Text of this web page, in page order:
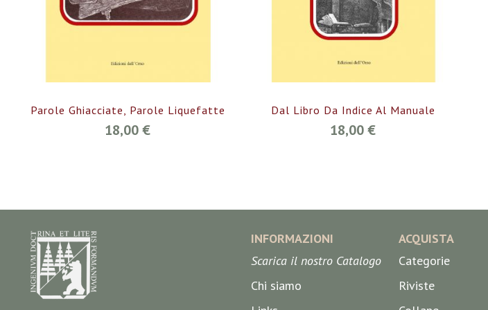
Parole Ghiacciate, Parole Liquefatte
18,00 €
Dal Libro Da Indice Al Manuale
18,00 €
INFORMAZIONI
Scarica il nostro Catalogo
Chi siamo
ACQUISTA
Categorie
Riviste